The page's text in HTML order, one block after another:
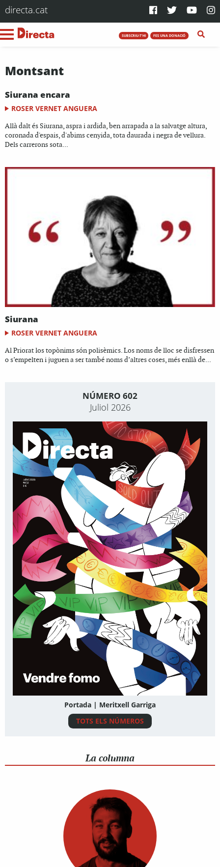
directa.cat
SUBSCRIU-T'HI FES UNA DONACIÓ
Montsant
Siurana encara
ROSER VERNET ANGUERA
Allà dalt és Siurana, aspra i ardida, ben arrapada a la salvatge altura,
coronada d'espais, d'abims cenyida, tota daurada i negra de vellura.
Dels carrerons sota...
Siurana
ROSER VERNET ANGUERA
Al Priorat los topònims són polisèmics. Los noms de lloc se disfressen
o s’empelten i juguen a ser també noms d’altres coses, més enllà de...
NÚMERO 602
Juliol 2026
Portada | Meritxell Garriga
TOTS ELS NÚMEROS
La columna